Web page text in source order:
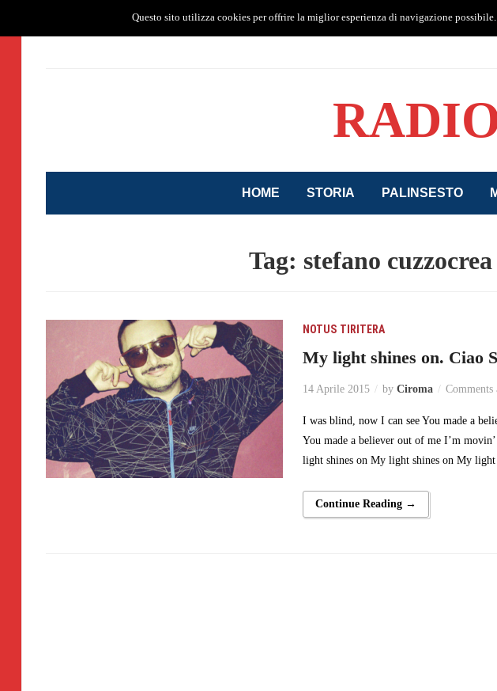
Etimologia Palinsesto Sede e Contatti
HOME STORIA PALINSESTO
Tag: stefano cuzzocrea
NOTUS TIRITERA
My light shines on. Ciao
14 Aprile 2015 by Ciroma Comments
I was blind, now I can see You made a
You made a believer out of me I’m
light shines on My light shines on My
Continue Reading →
Questo sito utilizza cookies per offrire la miglior esperienza di navigazione